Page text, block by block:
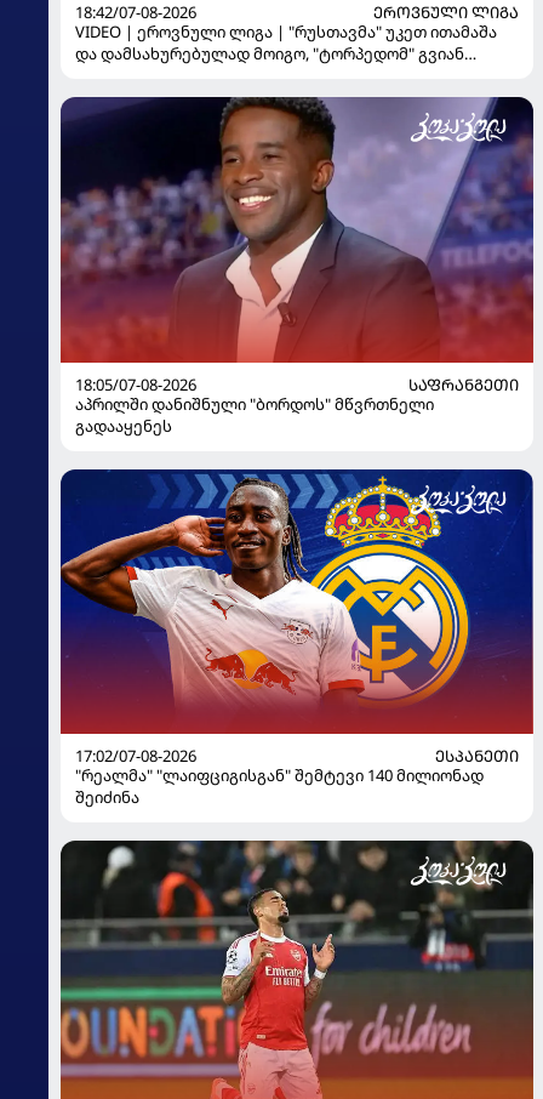
18:42/07-08-2026
ᲔᲠᲝᲕᲜᲣᲚᲘ ᲚᲘᲒᲐ
VIDEO | ეროვნული ლიგა | "რუსთავმა" უკეთ ითამაშა
და დამსახურებულად მოიგო, "ტორპედომ" გვიან
18:05/07-08-2026
ᲡᲐᲤᲠᲐᲜᲒᲔᲗᲘ
აპრილში დანიშნული "ბორდოს" მწვრთნელი
გადააყენეს
17:02/07-08-2026
ᲔᲡᲞᲐᲜᲔᲗᲘ
"რეალმა" "ლაიფციგისგან" შემტევი 140 მილიონად
შეიძინა